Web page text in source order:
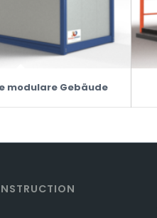
modulare Gebäude